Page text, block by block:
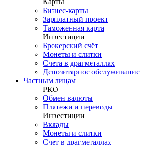
Карты
Бизнес-карты
Зарплатный проект
Таможенная карта
Инвестиции
Брокерский счёт
Монеты и слитки
Счета в драгметаллах
Депозитарное обслуживание
Частным лицам
РКО
Обмен валюты
Платежи и переводы
Инвестиции
Вклады
Монеты и слитки
Счет в драгметаллах